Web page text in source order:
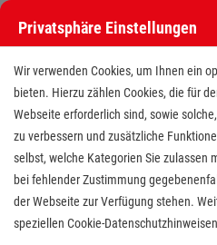
Mitarbeiter
Privatsphäre Einstellungen
Wir verwenden Cookies, um Ihnen ein
bieten. Hierzu zählen Cookies, die für
Webseite erforderlich sind, sowie
zu verbessern und zusätzliche
selbst, welche Kategorien Sie zulassen
bei fehlender Zustimmung
der Webseite zur Verfügung stehen.
speziellen Cookie-